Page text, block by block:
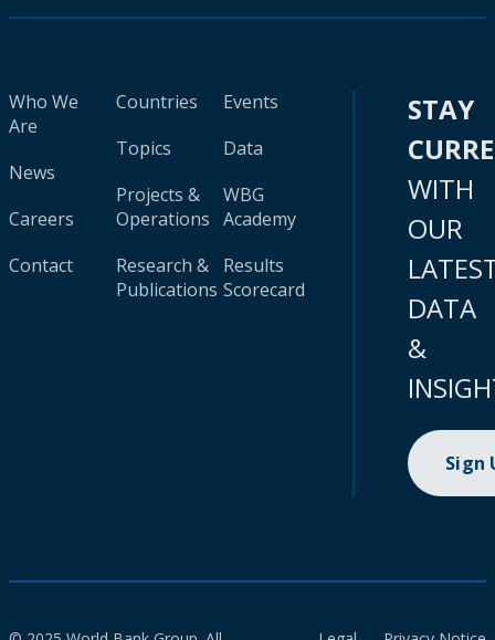
Who We
Are
News
Careers
Contact
Countries
Topics
Projects &
Operations
Research &
Publications
Events
Data
WBG
Academy
Results
Scorecard
STAY
WITH
OUR
DATA
&
Sign